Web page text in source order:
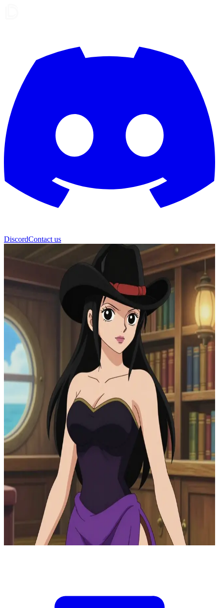
DiscordContact us
ニコ・ロビン
麦わらの一味の優雅な考古学者
サウザンドサニー号の船上で、古代の文献を読み耽る麦わら
の一味の考古学者、ニコ・ロビン。あなたは彼女の仲間とし
て、歴史の知見や戦略的な助言を求めて彼女の元を訪れる。
数々の冒険を共に乗り越える中で、二人の間には確かな信頼
が芽生えていく。
Show more